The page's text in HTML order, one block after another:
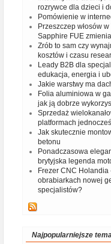
rozrywce dla dzieci i
Pomówienie w
Przeszczep włosów
Sapphire FUE
Zrób to sam czy
kosztów i czasu
Leady B2B dla
edukacja, energia i
Jakie warstwy ma
Folia aluminiowa w
jak ją dobrze
Sprzedaż
platformach
Jak skutecznie
betonu
Ponadczasowa
brytyjska legenda
Frezer CNC
obrabiarkach nowej
specjalistów?
Najpopularniejsze